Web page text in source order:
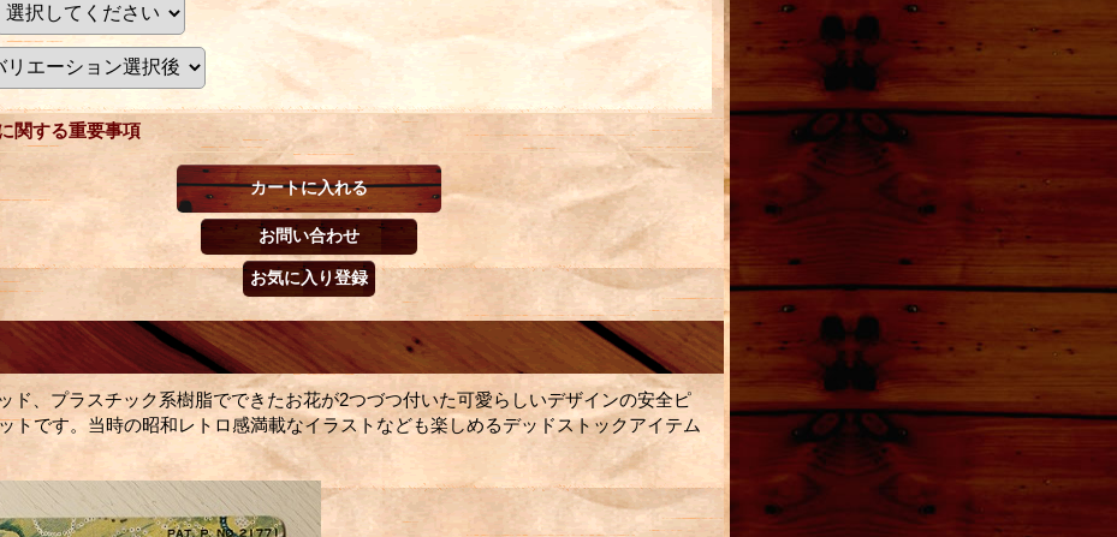
関する重要事項
ド、プラスチック系樹脂でできたお花が2つづつ付いた可愛らしいデザインの安全ピ
トです。当時の昭和レトロ感満載なイラストなども楽しめるデッドストックアイテム